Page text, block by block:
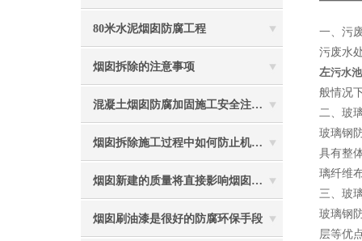
80米水泥烟囱防腐工程
烟囱拆除的注意事项
混凝土烟囱防腐加固施工安全注意事项
烟囱拆除施工过程中如何防止机械伤害
烟囱新建的质量将直接影响烟囱防腐工程的难度
烟囱刷油漆是很好的防腐环保手段
一、污
污废水
左污水
般情况
二、玻
玻璃钢
具有整
璃纤维
三、玻
玻璃钢
层等优